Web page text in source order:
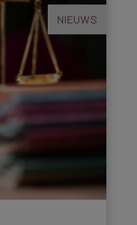
NIEUWS